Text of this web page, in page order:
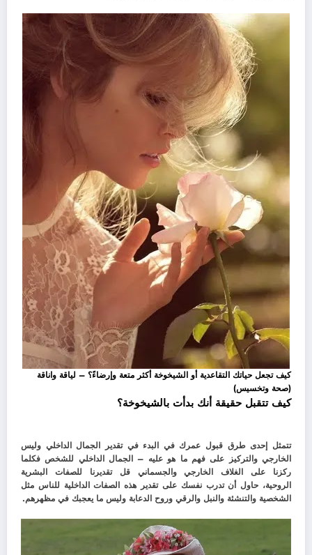
كيف تجعل حياتك التقاعدية أو الشيخوخة أكثر متعة وإرضاءً؟ – لياقة واناقة
(صحة وتخسيس)
كيف تتقبل حقيقة أنك بدأت بالشيخوخة؟
تتمثل إحدى طرق قبول عمرك في البدء في تقدير الجمال الداخلي وليس
الخارجي والتركيز على فهم ما هو عليه – الجمال الداخلي للشخص فكلما
ركزنا على الغلاف الخارجي والجسماني قل تقديرنا للصفات البشرية
الروحية، حاول أن تدرب نفسك على تقدير هذه الصفات الداخلية للناس مثل
الشخصية والتنشئة والنبل والرقي وروح الدعابة وليس ما يعجبك في مظهرهم.